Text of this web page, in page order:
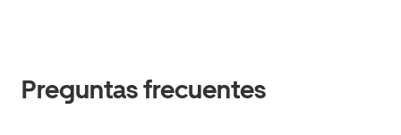
Preguntas frecuentes